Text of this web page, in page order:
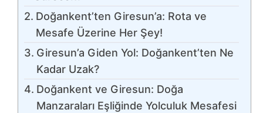
Doğankent’ten Giresun’a: Rota ve
Mesafe Üzerine Her Şey!
Giresun’a Giden Yol: Doğankent’ten Ne
Kadar Uzak?
Doğankent ve Giresun: Doğa
Manzaraları Eşliğinde Yolculuk Mesafesi